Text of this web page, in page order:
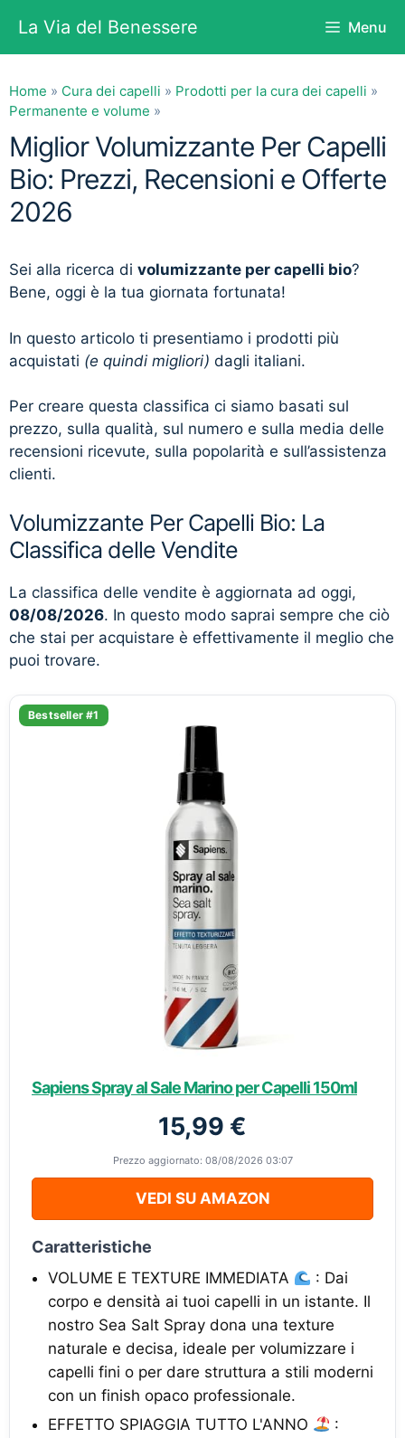
contenuto
La Via del Benessere Menu
Home » Cura dei capelli » Prodotti per la cura dei capelli »
Permanente e volume »
Miglior Volumizzante Per Capelli
Bio: Prezzi, Recensioni e Offerte
2026
Sei alla ricerca di volumizzante per capelli bio?
Bene, oggi è la tua giornata fortunata!
In questo articolo ti presentiamo i prodotti più
acquistati (e quindi migliori) dagli italiani.
Per creare questa classifica ci siamo basati sul
prezzo, sulla qualità, sul numero e sulla media delle
recensioni ricevute, sulla popolarità e sull’assistenza
clienti.
Volumizzante Per Capelli Bio: La
Classifica delle Vendite
La classifica delle vendite è aggiornata ad oggi,
08/08/2026. In questo modo saprai sempre che ciò
che stai per acquistare è effettivamente il meglio che
puoi trovare.
Bestseller #1
Sapiens Spray al Sale Marino per Capelli 150ml
15,99 €
Prezzo aggiornato: 08/08/2026 03:07
VEDI SU AMAZON
Caratteristiche
VOLUME E TEXTURE IMMEDIATA
: Dai
corpo e densità ai tuoi capelli in un istante. Il
nostro Sea Salt Spray dona una texture
naturale e decisa, ideale per volumizzare i
capelli fini o per dare struttura a stili moderni
con un finish opaco professionale.
EFFETTO SPIAGGIA TUTTO L'ANNO
: